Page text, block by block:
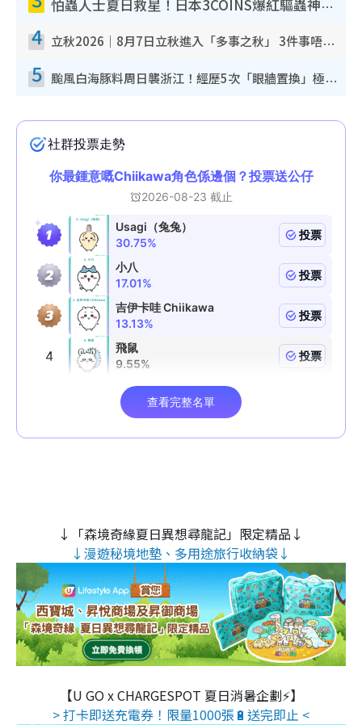
怕蟲人士夏日救星！日本3COINS爆紅驅蟲神器$45起 1招「全程免觸碰」輕鬆搞定小強
4 立秋2026｜8月7日立秋進入「多事之秋」 3件事唔做得！專家教6招開運 清枱頭／銀包納氣接好運
5 颱風白海豚料周日襲浙江！經歷5次「眼牆置換」極罕見 成登陸內地最長途颱風
↓「森境奇緣夏日異想尋龍記」限定精品↓
↓漫遊秘境地墊、多用途旅行收納袋↓
【U GO x CHARGESPOT 夏日消暑企劃⚡】
> 打卡即送充電券！限量1000張🔋送完即止 <